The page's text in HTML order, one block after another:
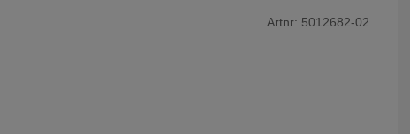
Artnr: 5012682-02